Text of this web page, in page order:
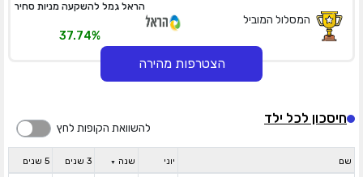
המסלול המוביל
הראל גמל להשקעה מניות סחיר
37.74%
הצטרפות מהירה
חיסכון לכל ילד
להשוואת הקופות לחץ
שם יוני שנה 3 שנים 5 שנים